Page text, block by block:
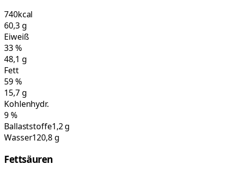
740kcal
60,3g
Eiweiß
33%
48,1 g
Fett
59%
15,7g
Kohlenhydr.
9%
Ballaststoffe1,2 g
Wasser120,8 g
Fettsäuren